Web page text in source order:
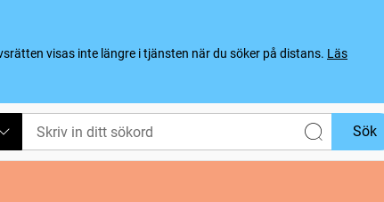
visas inte längre i tjänsten när du söker på distans. Läs
Sök